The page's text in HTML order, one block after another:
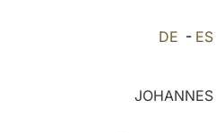
DE - ES
JOHANNES